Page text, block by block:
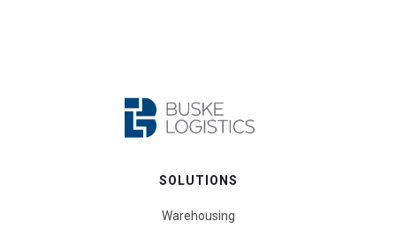
SOLUTIONS
Warehousing